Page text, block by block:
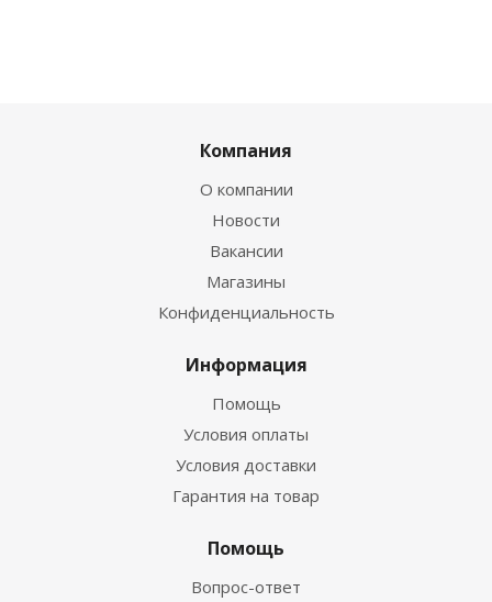
Компания
О компании
Новости
Вакансии
Магазины
Конфиденциальность
Информация
Помощь
Условия оплаты
Условия доставки
Гарантия на товар
Помощь
Вопрос-ответ